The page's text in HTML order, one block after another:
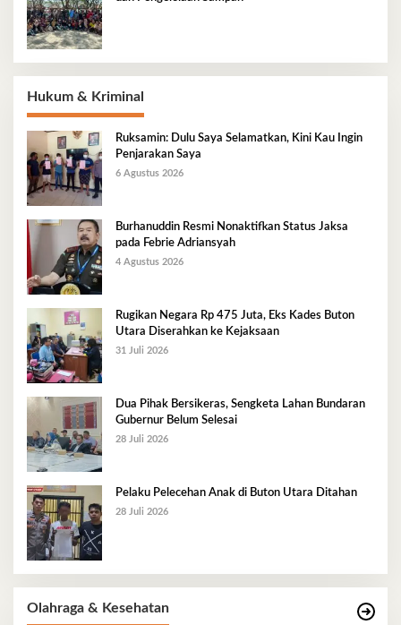
Hukum & Kriminal
Ruksamin: Dulu Saya Selamatkan, Kini Kau Ingin
Penjarakan Saya
6 Agustus 2026
Burhanuddin Resmi Nonaktifkan Status Jaksa
pada Febrie Adriansyah
4 Agustus 2026
Rugikan Negara Rp 475 Juta, Eks Kades Buton
Utara Diserahkan ke Kejaksaan
31 Juli 2026
Dua Pihak Bersikeras, Sengketa Lahan Bundaran
Gubernur Belum Selesai
28 Juli 2026
Pelaku Pelecehan Anak di Buton Utara Ditahan
28 Juli 2026
Olahraga & Kesehatan